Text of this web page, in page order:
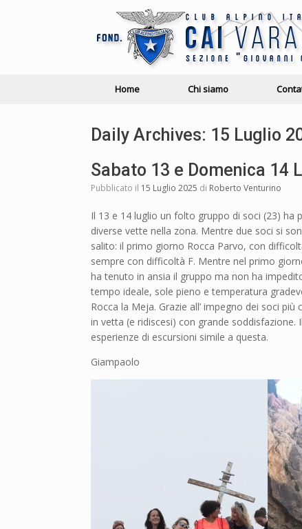
Home Chi siamo
Daily Archives: 15 Luglio
Sabato 13 e Domenica 14
Pubblicato il 15 Luglio 2025 di Roberto Venturino
Il 13 e 14 luglio un folto gruppo di soci (23) ha
diverse vette nella zona. Mentre due soci si
salito: il primo giorno Rocca Parvo, con
sempre con difficoltà F. Mentre nel primo
ha tenuto in ansia il gruppo ma non ha
tempo ideale, sole pieno e temperatura
Rocca la Meja. Grazie all’ impegno dei soci
in vetta (e ridiscesi) con grande
esperienze di escursioni simile a questa.
Giampaolo